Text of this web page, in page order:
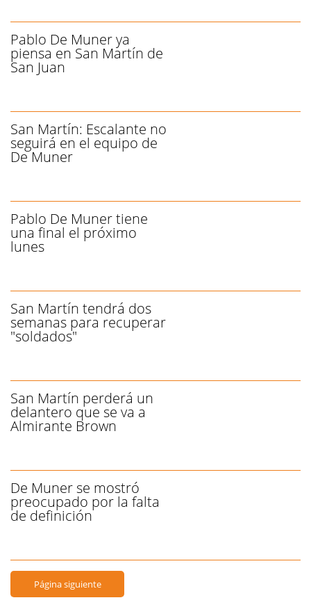
Pablo De Muner ya
piensa en San Martín de
San Juan
San Martín: Escalante no
seguirá en el equipo de
De Muner
Pablo De Muner tiene
una final el próximo
lunes
San Martín tendrá dos
semanas para recuperar
"soldados"
San Martín perderá un
delantero que se va a
Almirante Brown
De Muner se mostró
preocupado por la falta
de definición
Página siguiente